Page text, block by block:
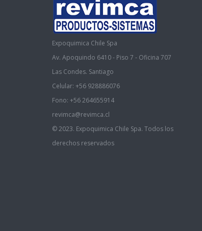
Expoquimica Chile Spa
Av. Apoquindo 6410 - Piso 7 - Oficina 707
Las Condes. Santiago
Celular: +56 928886076
Fono: +56 264655914
revimca@revimca.cl
© 2023. Expoquimica Chile Spa. Todos los
derechos reservados